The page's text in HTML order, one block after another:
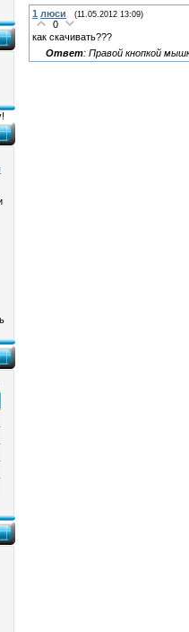
1 люси (11.05.2012 13:09)
0
как скачивать???
Ответ: Правой кнопкой